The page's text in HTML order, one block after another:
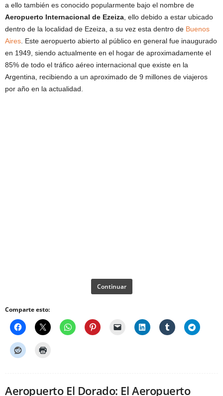
a ello también es conocido popularmente bajo el nombre de
Aeropuerto Internacional de Ezeiza , ello debido a estar ubicado
dentro de la localidad de Ezeiza, a su vez esta dentro de Buenos
Aires . Este aeropuerto abierto al público en general fue inaugurado
en 1949, siendo actualmente en el hogar de aproximadamente el
85% de todo el tráfico aéreo internacional que existe en la
Argentina, recibiendo a un aproximado de 9 millones de viajeros
por año en la actualidad.
Continuar
Comparte esto:
Aeropuerto El Dorado: El Aeropuerto